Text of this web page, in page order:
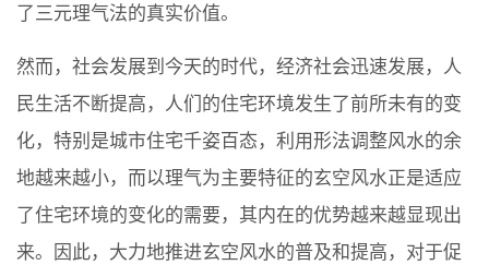
了三元理气法的真实价值。
然而，社会发展到今天的时代，经济社会迅速发展，人
民生活不断提高，人们的住宅环境发生了前所未有的变
化，特别是城市住宅千姿百态，利用形法调整风水的余
地越来越小，而以理气为主要特征的玄空风水正是适应
了住宅环境的变化的需要，其内在的优势越来越显现出
来。因此，大力地推进玄空风水的普及和提高，对于促